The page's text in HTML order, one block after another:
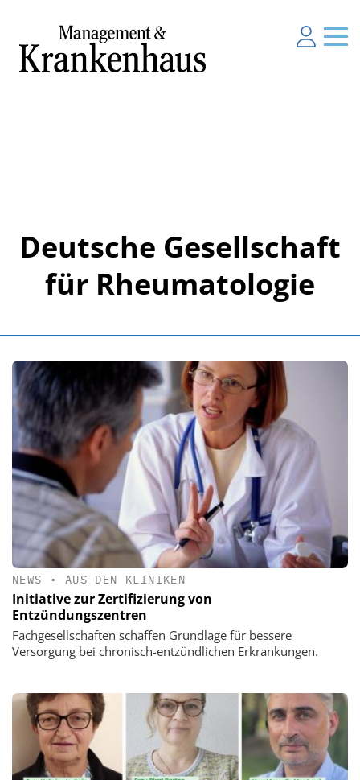
Deutsche Gesellschaft
für Rheumatologie
NEWS • AUS DEN KLINIKEN
Initiative zur Zertifizierung von
Entzündungszentren
Fachgesellschaften schaffen Grundlage für bessere
Versorgung bei chronisch-entzündlichen Erkrankungen.